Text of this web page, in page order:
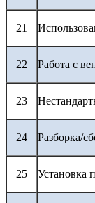
21
22 Работа с
23
24 Разборка/
25 Установка